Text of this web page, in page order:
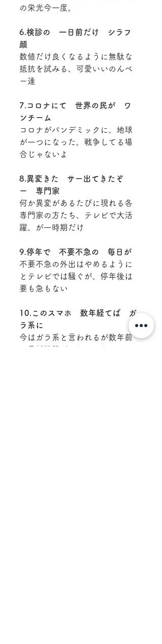
の栄光今一度。
6.検診の　一日前だけ　シラフ
顔
数値だけ良くなるように無駄な
抵抗を試みる、可愛いいのんベ
ー達
7.コロナにて　世界の民が　ワ
ンチーム
コロナがパンデミックに、地球
が一つになった。戦争してる場
合じゃないよ
8.異変きた　サー出てきたぞ
ー　専門家
何か異変があるたびに現れる各
専門家の方たち、テレビで大活
躍、が一時期だけ
9.停年で　不要不急の　毎日が
不要不急の外出はやめるように
とテレビでは騒ぐが、停年後は
要も急もない
10.このスマホ　数年経てば　ガ
ラ系に
今はガラ系と言われるが数年前